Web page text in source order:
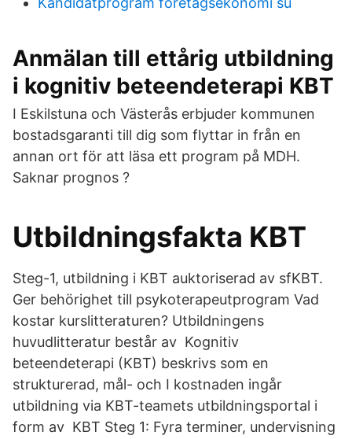
Anmälan till ettårig utbildning
i kognitiv beteendeterapi KBT
I Eskilstuna och Västerås erbjuder kommunen
bostadsgaranti till dig som flyttar in från en
annan ort för att läsa ett program på MDH.
Saknar prognos ?
Utbildningsfakta KBT
Steg-1, utbildning i KBT auktoriserad av sfKBT.
Ger behörighet till psykoterapeutprogram Vad
kostar kurslitteraturen? Utbildningens
huvudlitteratur består av Kognitiv
beteendeterapi (KBT) beskrivs som en
strukturerad, mål- och I kostnaden ingår
utbildning via KBT-teamets utbildningsportal i
form av KBT Steg 1: Fyra terminer, undervisning